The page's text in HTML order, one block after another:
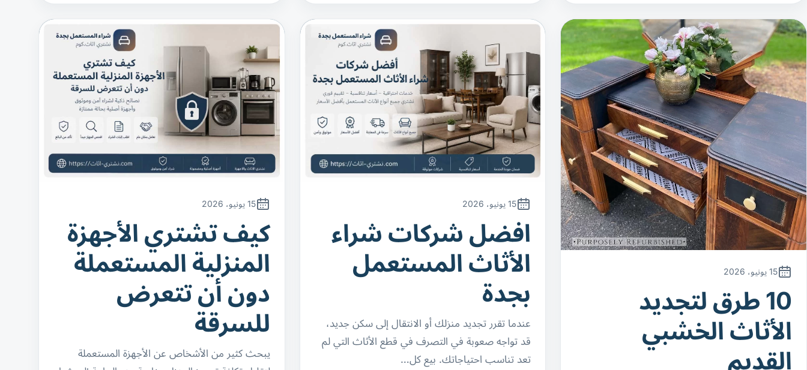
15 يونيو، 2026
10 طرق لتجديد
الأثاث الخشبي
القديم
15 يونيو، 2026
افضل شركات شراء
الأثاث المستعمل
بجدة
عندما تقرر تجديد منزلك أو الانتقال إلى سكن جديد،
قد تواجه صعوبة في التصرف في قطع الأثاث التي لم
تعد تناسب احتياجاتك. بيع كل…
15 يونيو، 2026
كيف تشتري الأجهزة
المنزلية المستعملة
دون أن تتعرض
للسرقة
يبحث كثير من الأشخاص عن الأجهزة المستعملة